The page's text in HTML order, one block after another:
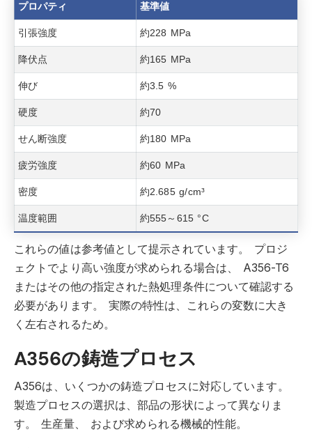
プロパティ 基準値
引張強度 約228 MPa
降伏点 約165 MPa
伸び 約3.5 %
硬度 約70
せん断強度 約180 MPa
疲労強度 約60 MPa
密度 約2.685 g/cm³
温度範囲 約555～615 °C
これらの値は参考値として提示されています。
プロジ
ェクトでより高い強度が求められる場合は、
A356-T6
またはその他の指定された熱処理条件について確認する
必要があります。
実際の特性は、これらの変数に大き
く左右されるため。
A356の鋳造プロセス
A356は、いくつかの鋳造プロセスに対応しています。
製造プロセスの選択は、部品の形状によって異なりま
す。
生産量、 および求められる機械的性能。